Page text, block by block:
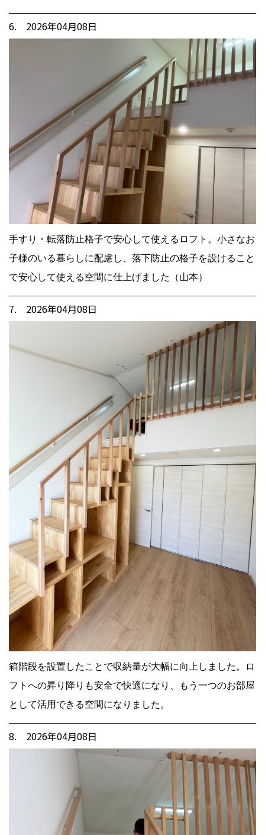
6. 2026年04月08日
手すり・転落防止格子で安心して使えるロフト。小さなお
子様のいる暮らしに配慮し、落下防止の格子を設けること
で安心して使える空間に仕上げました（山本）
7. 2026年04月08日
箱階段を設置したことで収納量が大幅に向上しました。ロ
フトへの昇り降りも安全で快適になり、もう一つのお部屋
として活用できる空間になりました。
8. 2026年04月08日